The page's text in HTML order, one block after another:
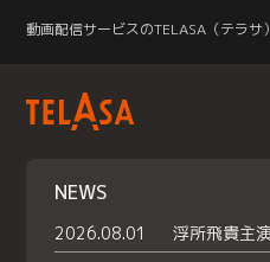
動画配信サービスのTELASA（テラサ）
NEWS
2026.08.01